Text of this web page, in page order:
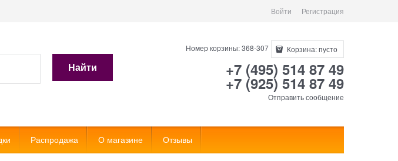
Войти Регистрация
Найти
Номер корзины: 368-307 Корзина:пусто
+7 (495) 514 87 49
+7 (925) 514 87 49
Отправить сообщение
Распродажа О магазине Отзывы